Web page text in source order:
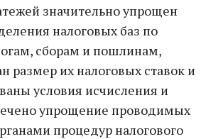
значительно упрощен
налоговых баз по
сборам и пошлинам,
размер их налоговых ставок и
условия исчисления и
упрощение проводимых
процедур налогового